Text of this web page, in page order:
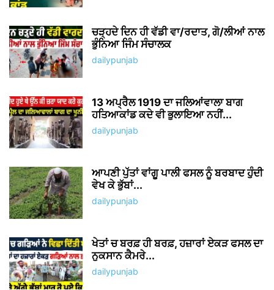
ਚੜ੍ਹਦੇ ਦਿਨ ਹੀ ਵੱਡੀ ਵਾ/ਰਦਾਤ, ਗੋ/ਲੀਆਂ ਨਾਲ
ਭੁੰਨਿਆ ਜਿੰਮ ਸੰਚਾਲਕ
dailypunjab
13 ਅਪ੍ਰੈਲ 1919 ਦਾ ਜਲਿਆਂਵਾਲਾ ਬਾਗ
ਹਤਿਆਕਾਂਡ ਕਦੇ ਵੀ ਭੁਲਾਇਆ ਨਹੀਂ...
dailypunjab
ਆਪਣੀ ਪੁੱਤਾਂ ਵਾਂਗੂ ਪਾਲੀ ਫਸਲ ਨੂੰ ਬਰਬਾਦ ਹੁੰਦੀ
ਵੇਖ ਕੇ ਭੁੱਬਾਂ...
dailypunjab
ਖੇਤਾਂ ਚ ਬਰਫ਼ ਹੀ ਬਰਫ਼, ਹਜ਼ਾਰਾਂ ਏਕੜ ਫਸਲ ਦਾ
ਨੁਕਸਾਨ ਕੈਮਰੇ...
dailypunjab